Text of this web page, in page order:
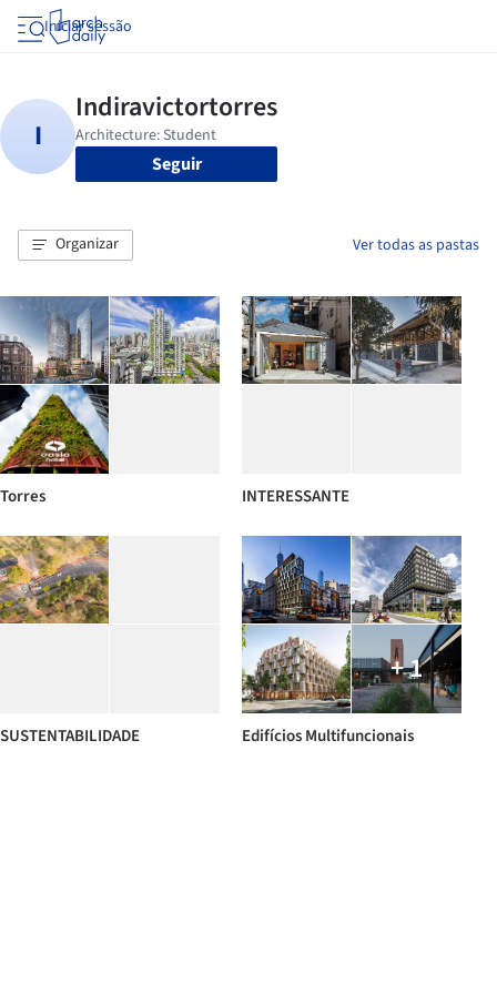
Iniciar sessão
Seguir
Organizar Ver todas as pastas
Torres INTERESSANTE
SUSTENTABILIDADE
+ 1
Edifícios Multifuncionais